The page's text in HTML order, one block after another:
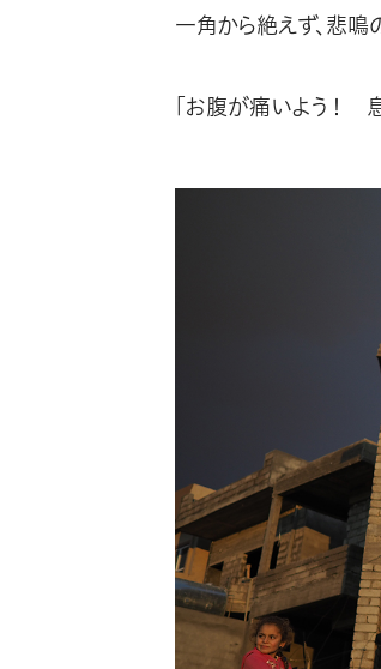
一角から絶えず、悲鳴
「お腹が痛いよう！